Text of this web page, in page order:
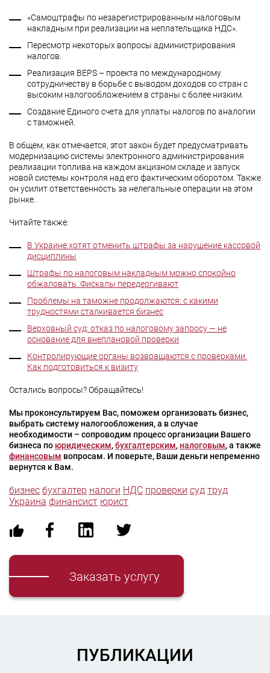
«Самоштрафы по незарегистрированным налоговым
накладным при реализации на неплательщика НДС».
Пересмотр некоторых вопросы администрирования
налогов.
Реализация BEPS – проекта по международному
сотрудничеству в борьбе с выводом доходов со стран с
высоким налогообложением в страны с более низким.
Создание Единого счета для уплаты налогов по аналогии
с таможней.
В общем, как отмечается, этот закон будет предусматривать
модернизацию системы электронного администрирования
реализации топлива на каждом акцизном складе и запуск
новой системы контроля над его фактическим оборотом. Также
он усилит ответственность за нелегальные операции на этом
рынке.
Читайте также:
В Украине хотят отменить штрафы за нарушение кассовой
дисциплины
Штрафы по налоговым накладным можно спокойно
обжаловать. Фискалы передергивают
Проблемы на таможне продолжаются: с какими
трудностями сталкивается бизнес
Верховный суд: отказ по налоговому запросу — не
основание для внеплановой проверки
Контролирующие органы возвращаются с проверками.
Как подготовиться к визиту
Остались вопросы? Обращайтесь!
Мы проконсультируем Вас, поможем организовать бизнес,
выбрать систему налогообложения, а в случае
необходимости – сопроводим процесс организации Вашего
бизнеса по юридическим,бухгалтерским, налоговым, а также
финансовым вопросам. И поверьте, Ваши деньги непременно
вернутся к Вам.
бизнес бухгалтер налоги НДС проверки суд труд
Украина финансист юрист
Заказать услугу
ПУБЛИКАЦИИ